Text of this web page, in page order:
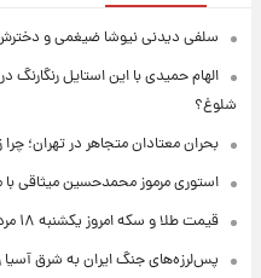
سلفی دیدنی نیوشا ضیغمی و
الهام حمیدی با این استایل
شلوغ؟
بحران معتادان متجاهر در تهران؛
استوری مرموز محمدحسین میثاقی با
قیمت طلا و سکه امروز یکشنبه ۱۸ مرداد ۱۴۰۵/کاهش قیمت طلا و سکه
پس‌لرزه‌های جنگ ایران به شرق آسیا